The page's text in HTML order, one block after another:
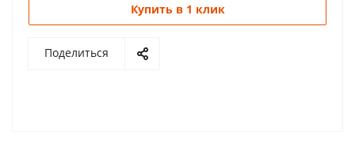
Купить в 1 клик
Поделиться